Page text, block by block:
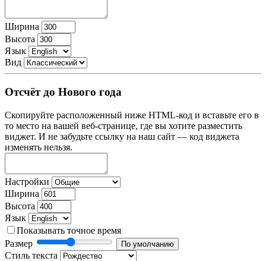
Ширина
Высота
Язык
Вид
Отсчёт до Нового года
Скопируйте расположенный ниже HTML-код и вставьте его в
то место на вашей веб-странице, где вы хотите разместить
виджет. И не забудьте ссылку на наш сайт — код виджета
изменять нельзя.
Настройки
Ширина
Высота
Язык
Показывать точное время
Размер
Стиль текста